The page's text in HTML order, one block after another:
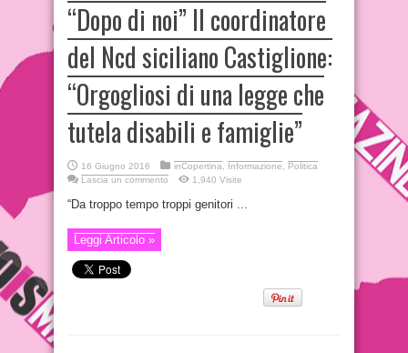
“Dopo di noi” Il coordinatore
del Ncd siciliano Castiglione:
“Orgogliosi di una legge che
tutela disabili e famiglie”
16 Giugno 2016 inCopertina Informazione
Politica
Lascia un commento
1,940 Visite
“Da troppo tempo troppi genitori ...
Leggi Articolo »